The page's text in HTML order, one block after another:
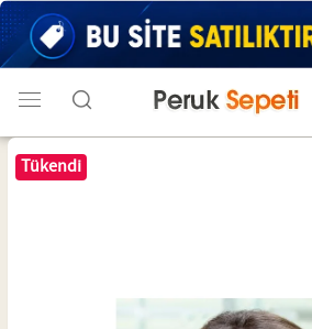
Tükendi